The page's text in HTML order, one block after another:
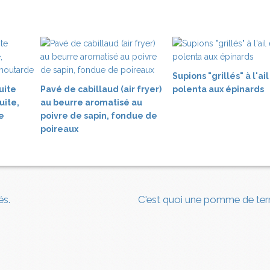
Pavé de cabillaud (air fryer)
au beurre aromatisé au
poivre de sapin, fondue de
poireaux
Supions "grillés" à
polenta aux épinards
C'est quoi une pomme de